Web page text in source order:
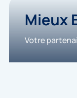
Mieux
Votre